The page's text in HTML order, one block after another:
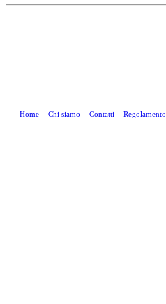
Home Chi siamo Contatti Regolamento